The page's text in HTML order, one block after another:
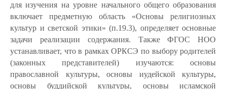
для изучения на уровне начального общего образования
включает предметную область «Основы религиозных
культур и светской этики» (п.19.3), определяет основные
задачи реализации содержания. Также ФГОС НОО
устанавливает, что в рамках ОРКСЭ по выбору родителей
(законных представителей) изучаются: основы
православной культуры, основы иудейской культуры,
основы буддийской культуры, основы исламской